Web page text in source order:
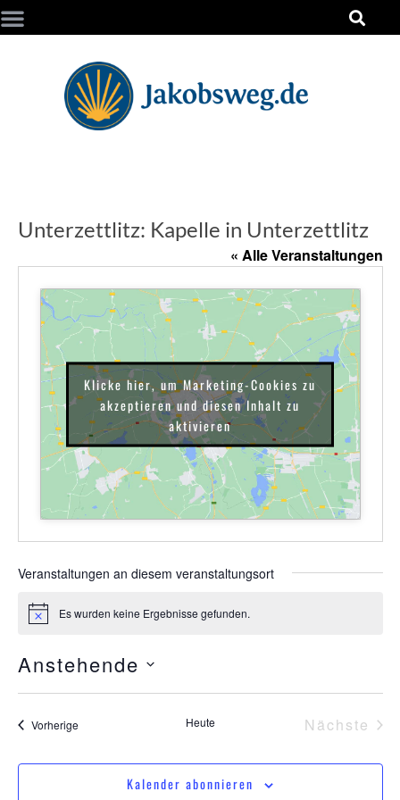
Unterzettlitz: Kapelle in Unterzettlitz
« Alle Veranstaltungen
Klicke hier, um Marketing-Cookies zu
akzeptieren und diesen Inhalt zu
aktivieren
Veranstaltungen an diesem veranstaltungsort
HinweisEs wurden keine Ergebnisse gefunden.
Anstehende
wählen.
VorherigeVeranstaltungen Heute Nächste
Kalender abonnieren